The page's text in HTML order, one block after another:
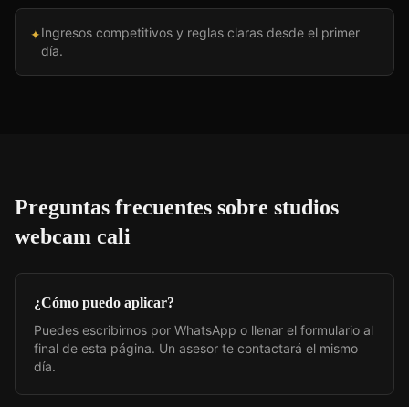
✦Ingresos competitivos y reglas claras desde el primer
día.
Preguntas frecuentes sobre studios
webcam cali
¿Cómo puedo aplicar?
Puedes escribirnos por WhatsApp o llenar el formulario al
final de esta página. Un asesor te contactará el mismo
día.